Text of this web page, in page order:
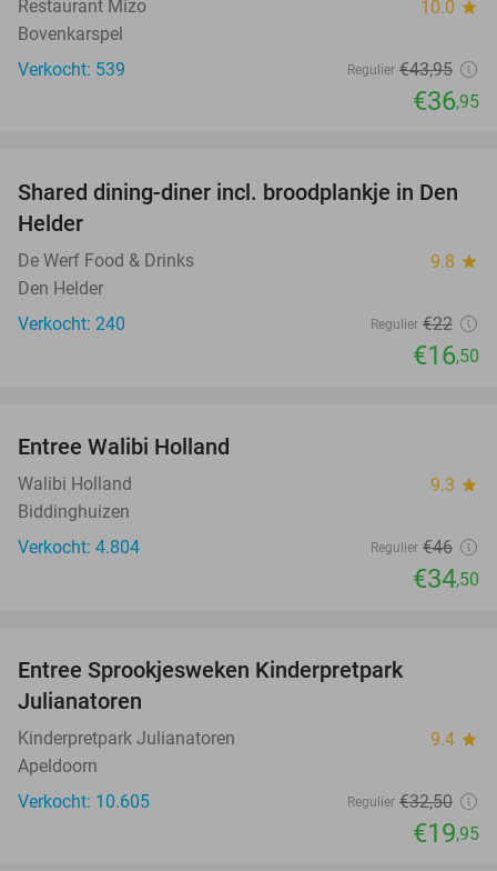
Restaurant Mizo 10.0 star
Bovenkarspel
Verkocht: 539
Regulier €43,95
€36,95
25%
Shared dining-diner incl. broodplankje in Den
Helder
De Werf Food & Drinks 9.8 star
Den Helder
Verkocht: 240
Regulier €22
€16,50
Entree Walibi Holland
Walibi Holland 9.3 star
Biddinghuizen
Verkocht: 4.804
Regulier €46
€34,50
Entree Sprookjesweken Kinderpretpark
Julianatoren
Kinderpretpark Julianatoren 9.4 star
Apeldoorn
Verkocht: 10.605
Regulier €32,50
€19,95